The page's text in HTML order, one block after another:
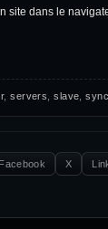
site dans le
,servers ,slave ,
Facebook X